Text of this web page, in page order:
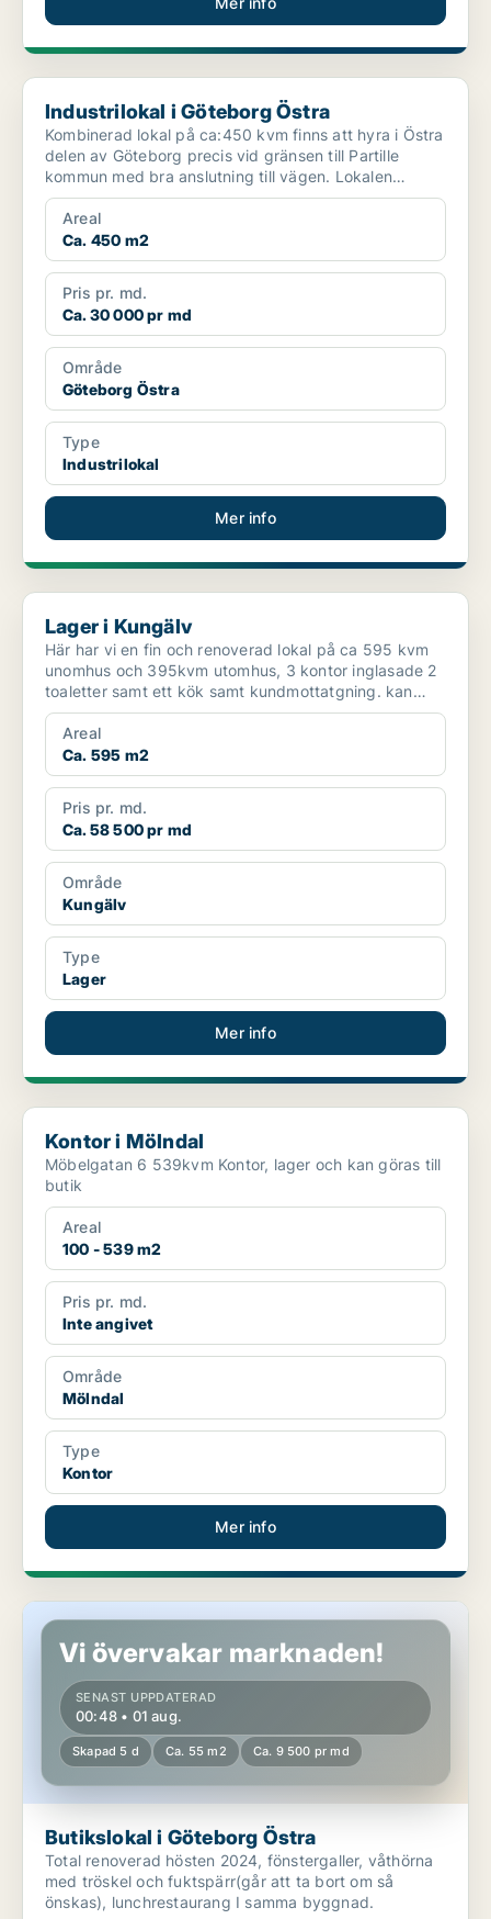
Industrilokal i Göteborg Östra
Industrilokal i Göteborg Östra
Kombinerad lokal på ca:450 kvm finns att hyra i Östra
delen av Göteborg precis vid gränsen till Partille
kommun med bra anslutning till vägen. Lokalen
ligger...
Areal
Ca. 450 m2
Pris pr. md.
Ca. 30 000 pr md
Område
Göteborg Östra
Type
Industrilokal
Mer info
Lager i Kungälv
Lager i Kungälv
Här har vi en fin och renoverad lokal på ca 595 kvm
unomhus och 395kvm utomhus, 3 kontor inglasade 2
toaletter samt ett kök samt kundmottatgning. kan
hyras u...
Areal
Ca. 595 m2
Pris pr. md.
Ca. 58 500 pr md
Område
Kungälv
Type
Lager
Mer info
Kontor i Mölndal
Kontor i Mölndal
Möbelgatan 6 539kvm Kontor, lager och kan göras till
butik
Areal
100 - 539 m2
Pris pr. md.
Inte angivet
Område
Mölndal
Type
Kontor
Mer info
Butikslokal i Göteborg Östra
Vi övervakar marknaden!
SENAST UPPDATERAD
00:48 • 01 aug.
Skapad 5 d Ca. 55 m2 Ca. 9 500 pr md
Butikslokal i Göteborg Östra
Total renoverad hösten 2024, fönstergaller, våthörna
med tröskel och fuktspärr(går att ta bort om så
önskas), lunchrestaurang I samma byggnad.